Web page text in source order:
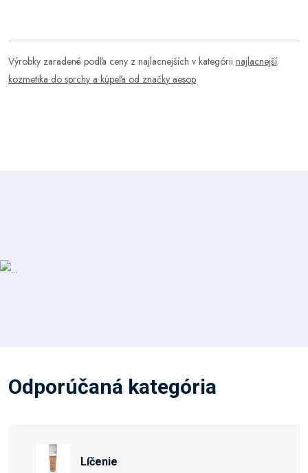
Výrobky zaradené podľa ceny z najlacnejších v kategórii najlacnejší
kozmetika do sprchy a kúpeľa od značky aesop
Odporúčaná kategória
Líčenie